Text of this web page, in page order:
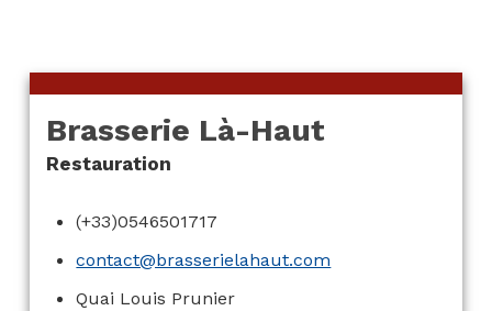
Brasserie Là-Haut
Restauration
(+33)0546501717
contact@brasserielahaut.com
Quai Louis Prunier